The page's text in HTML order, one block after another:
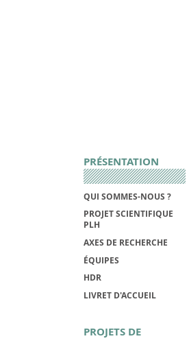
PRÉSENTATION
QUI SOMMES-NOUS ?
PROJET SCIENTIFIQUE
PLH
AXES DE RECHERCHE
ÉQUIPES
HDR
LIVRET D'ACCUEIL
PROJETS DE